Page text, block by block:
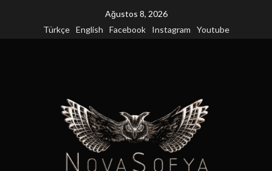
Ağustos 8, 2026
Türkçe
English Facebook Instagram Youtube